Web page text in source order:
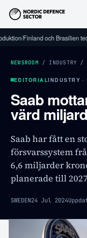
/Finland och Brasilien tecknar
NEWSROOM / INDUSTRY /
EDITORIALINDUSTRY ·
Saab
värd
Saab har fått en
försvarssystem
6,6 miljarder
planerade till
SWEDEN24 Jul 2024